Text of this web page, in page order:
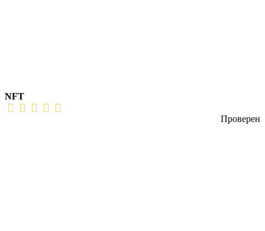
NFT
Проверен